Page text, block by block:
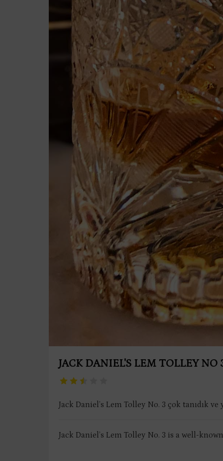
JACK DANIEL'S LEM TOLLEY NO
Jack Daniel’s Lem Tolley No. 3 çok tanıdık
Jack Daniel’s Lem Tolley No. 3 is a well-